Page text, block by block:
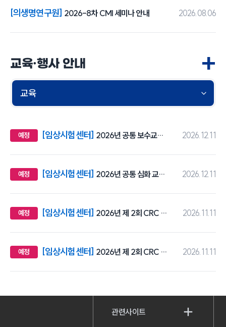
[의생명연구원] 2026-8차 CMI 세미나 안내 2026.08.06
교육·행사 안내 +
예정 [임상시험센터] 2026년 공통 보수교육(4H)-화상교육 2026.12.11
예정 [임상시험센터] 2026년 공통 심화 교육(4H)-화상교육 2026.12.11
예정 [임상시험센터] 2026년 제 2회 CRC 심화 (20H)-화상교육 2026.11.11
예정 [임상시험센터] 2026년 제 2회 CRC 신규 (20H)-화상교육 2026.11.11
관련사이트